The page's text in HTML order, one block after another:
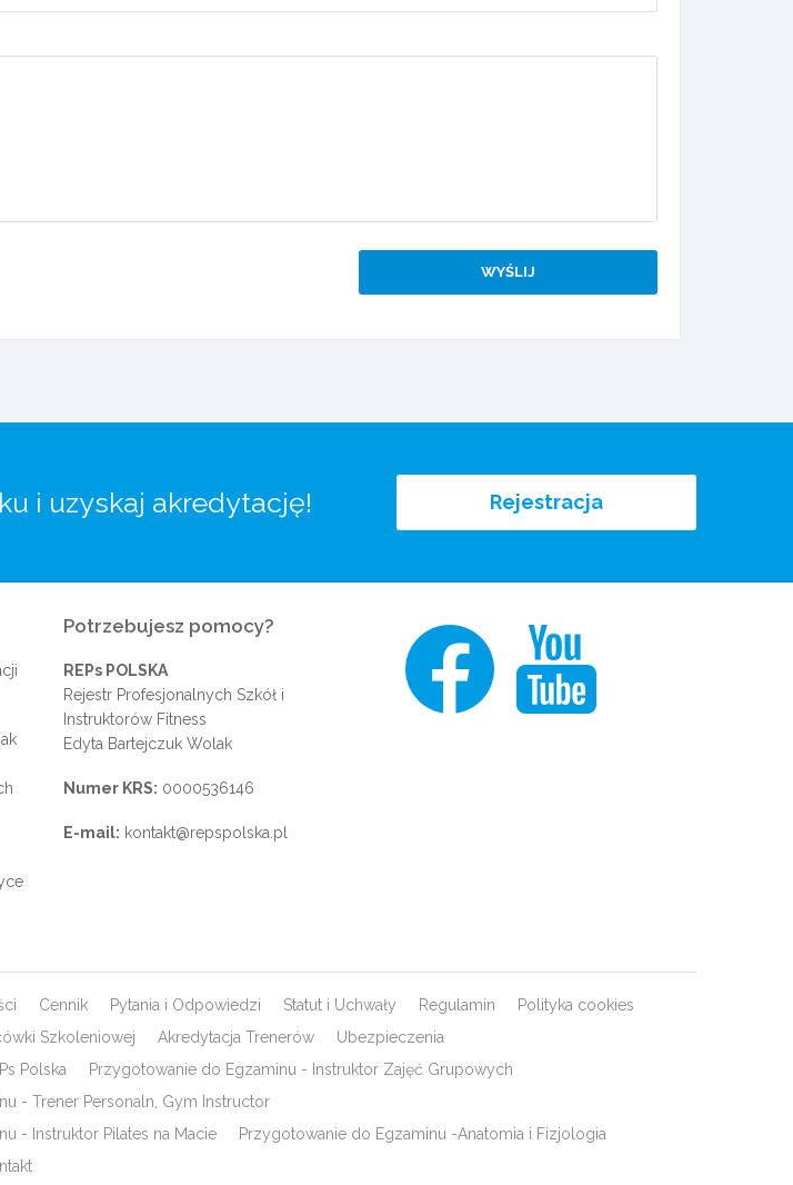
i uzyskaj akredytację! Rejestracja
Potrzebujesz pomocy?
REPs POLSKA
Rejestr Profesjonalnych Szkół i
Instruktorów Fitness
Edyta Bartejczuk Wolak
Numer KRS: 0000536146
E-mail: kontakt@repspolska.pl
Cennik Pytania i Odpowiedzi Statut i Uchwały Regulamin
Polityka cookies
Szkoleniowej Akredytacja Trenerów
Ubezpieczenia
Polska
Przygotowanie do Egzaminu - Instruktor Zajęć Grupowych
- Trener Personaln, Gym Instructor
- Instruktor Pilates na Macie
Przygotowanie do Egzaminu -Anatomia i Fizjologia